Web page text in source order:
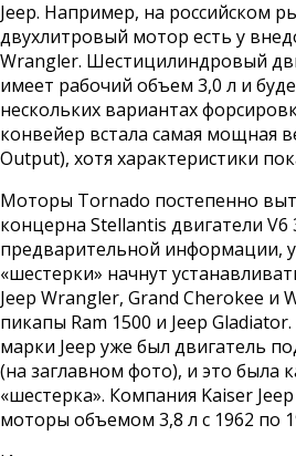
Jeep. Например, на российском
двухлитровый мотор есть у
Wrangler. Шестицилиндровый
имеет рабочий объем 3,0 л и
нескольких вариантах
конвейер встала самая мощная
Output), хотя характеристики
Моторы Tornado постепенно
концерна Stellantis двигатели V6
предварительной информации,
«шестерки» начнут
Jeep Wrangler, Grand Cherokee и
пикапы Ram 1500 и Jeep
марки Jeep уже был двигатель
(на заглавном фото), и это была
«шестерка». Компания Kaiser
моторы объемом 3,8 л с 1962 по